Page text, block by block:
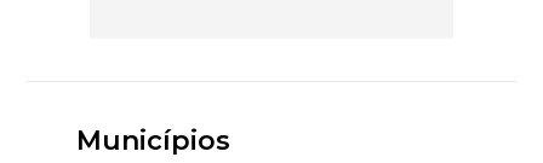
Municípios